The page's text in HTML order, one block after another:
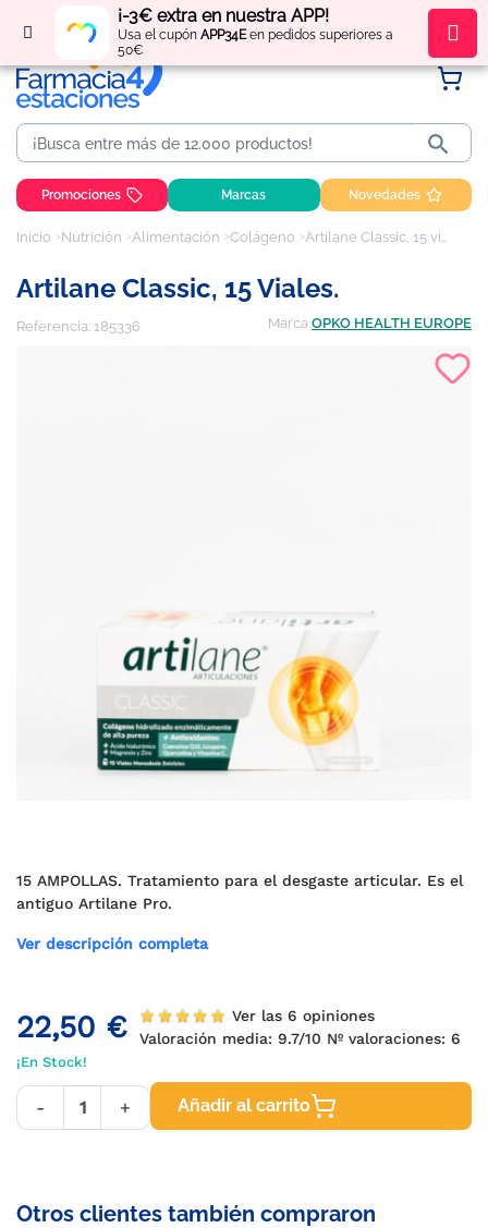
¡-3€ extra en nuestra APP!
Usa el cupón APP34Een pedidos superiores a
50€
Regístratey obténpuntos por tus compras

Promociones Marcas Novedades
Inicio Nutrición Alimentación Colágeno Artilane Classic, 15 viales.
Artilane Classic, 15 Viales.
Referencia: 185336 Marca OPKO HEALTH EUROPE
15 AMPOLLAS. Tratamiento para el desgaste articular. Es el
antiguo Artilane Pro.
Ver descripción completa
22,50 €
Ver las 6 opiniones
Valoración media:9.7/10 Nº valoraciones:6
¡En Stock!
- + Añadir al carrito
Otros clientes también compraron